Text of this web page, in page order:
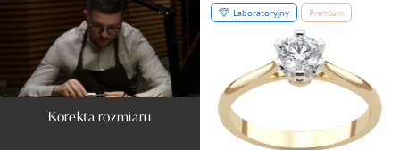
Korekta rozmiaru
Laboratoryjny Premium